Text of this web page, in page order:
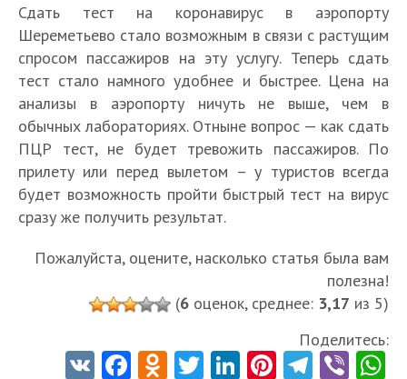
Сдать тест на коронавирус в аэропорту
Шереметьево стало возможным в связи с растущим
спросом пассажиров на эту услугу. Теперь сдать
тест стало намного удобнее и быстрее. Цена на
анализы в аэропорту ничуть не выше, чем в
обычных лабораториях. Отныне вопрос — как сдать
ПЦР тест, не будет тревожить пассажиров. По
прилету или перед вылетом – у туристов всегда
будет возможность пройти быстрый тест на вирус
сразу же получить результат.
Пожалуйста, оцените, насколько статья была вам
полезна!
(6 оценок, среднее: 3,17 из 5)
Поделитесь:
V Fa O T Li Pi Te Vi